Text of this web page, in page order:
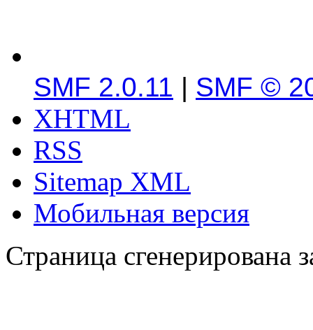
SMF 2.0.11 | SMF ©
XHTML
RSS
Sitemap XML
Мобильная версия
Страница сгенерирована